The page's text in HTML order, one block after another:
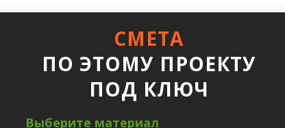
СМЕТА
ПО ЭТОМУ ПРОЕКТУ
ПОД КЛЮЧ
Выберите материал